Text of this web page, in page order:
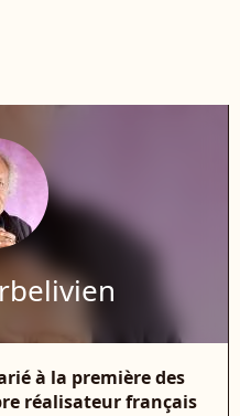
à la première des
réalisateur français